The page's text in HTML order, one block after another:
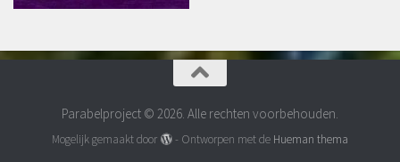
Parabelproject © 2026. Alle rechten voorbehouden.
Mogelijk gemaakt door - Ontworpen met de Hueman thema